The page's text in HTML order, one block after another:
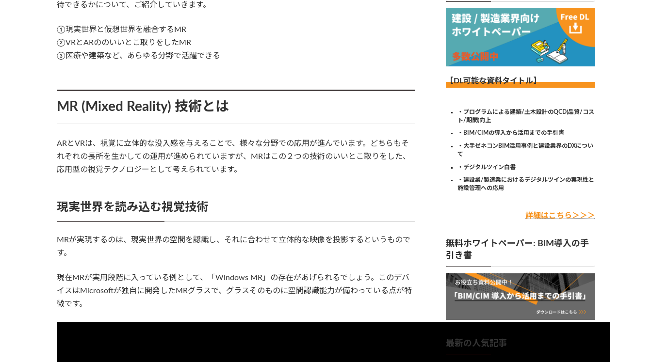
待できるかについて、ご紹介していきます。
①現実世界と仮想世界を融合するMR
②VRとARののいいとこ取りをしたMR
③医療や建築など、あらゆる分野で活躍できる
MR (Mixed Reality) 技術とは
ARとVRは、視覚に立体的な没入感を与えることで、様々な分野での応用が進んでいます。どちらもそ
れぞれの長所を生かしての運用が進められていますが、MRはこの２つの技術のいいとこ取りをした、
応用型の視覚テクノロジーとして考えられています。
現実世界を読み込む視覚技術
MRが実現するのは、現実世界の空間を認識し、それに合わせて立体的な映像を投影するというもので
す。
現在MRが実用段階に入っている例として、「Windows MR」の存在があげられるでしょう。このデバ
イスはMicrosoftが独自に開発したMRグラスで、グラスそのものに空間認識能力が備わっている点が特
徴です。
【DL可能な資料タイトル】
・プログラムによる建築/土木設計のQCD(品質/コス
ト/期間)向上
・BIM/CIMの導入から活用までの手引書
・大手ゼネコンBIM活用事例と建設業界のDXについ
て
・デジタルツイン白書
・建設業/製造業におけるデジタルツインの実現性と
施設管理への応用
詳細はこちら＞＞＞
無料ホワイトペーパー: BIM導入の手
引き書
最新の人気記事